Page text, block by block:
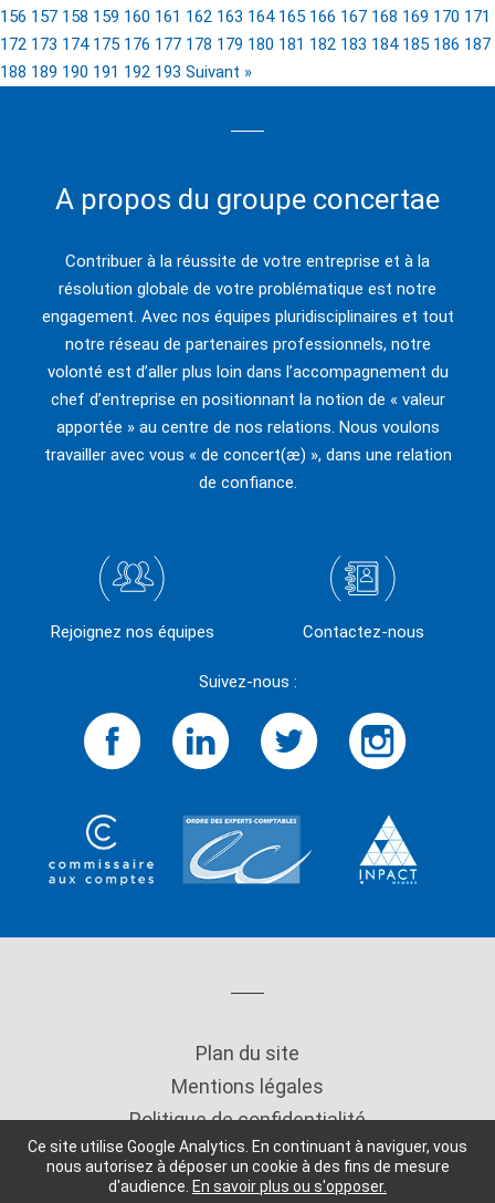
Ce site utilise Google Analytics. En continuant à naviguer, vous
nous autorisez à déposer un cookie à des fins de mesure
d'audience. En savoir plus ou s'opposer.
156 157 158 159 160 161 162 163 164 165 166 167 168 169 170 171
172 173 174 175 176 177 178 179 180 181 182 183 184 185 186 187
188 189 190 191 192 193 Suivant »
A propos du groupe concertae
Contribuer à la réussite de votre entreprise et à la
résolution globale de votre problématique est notre
engagement. Avec nos équipes pluridisciplinaires et tout
notre réseau de partenaires professionnels, notre
volonté est d’aller plus loin dans l’accompagnement du
chef d’entreprise en positionnant la notion de « valeur
apportée » au centre de nos relations. Nous voulons
travailler avec vous « de concert(æ) », dans une relation
de confiance.
Suivez-nous :
Rejoignez nos équipes Contactez-nous
Plan du site
Mentions légales
Politique de confidentialité
Copyright